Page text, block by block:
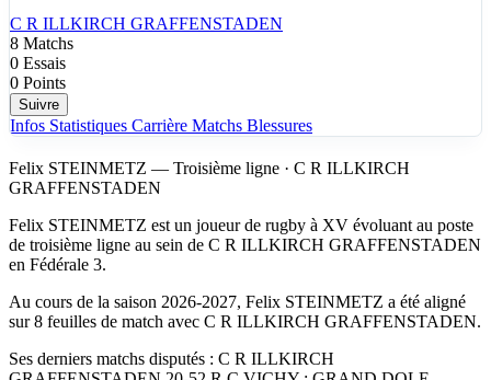
C R ILLKIRCH GRAFFENSTADEN
8 Matchs
0 Essais
0 Points
Suivre
Infos Statistiques Carrière Matchs Blessures
Felix STEINMETZ — Troisième ligne · C R ILLKIRCH
GRAFFENSTADEN
Felix STEINMETZ est un joueur de rugby à XV évoluant au poste
de troisième ligne au sein de C R ILLKIRCH GRAFFENSTADEN
en Fédérale 3.
Au cours de la saison 2026-2027, Felix STEINMETZ a été aligné
sur 8 feuilles de match avec C R ILLKIRCH GRAFFENSTADEN.
Ses derniers matchs disputés : C R ILLKIRCH